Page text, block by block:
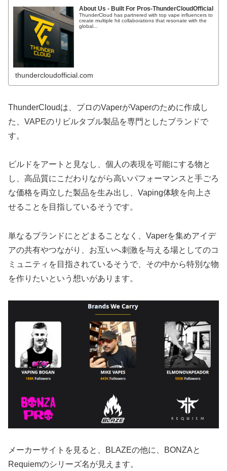
About Us - Built For Pros-ThunderCloudOfficial
ThunderCloud has partnered with top vape influencers to
create multiple hit collaborations that resonate with the
global...
thundercloudofficial.com
ThunderCloudは、プロのVaperがVaperのために作成し
た、VAPEのリビルタブル製品を専門としたブランドで
す。
ビルドをアートと見なし、個人の表現を可能にする物と
し、高品質にこだわりながら高いパフォーマンスと手ごろ
な価格を両立した製品を生み出し、Vaping体験を向上さ
せることを目指しているそうです。
単なるブランドにとどまることなく、Vaperを集めアイデ
アの共有やつながり、お互いへ刺激を与える場としてのコ
ミュニティを目指されているそうで、その中から特別な物
を作りたいという想いがあります。
メーカーサイトを見ると、BLAZEの他に、BONZAと
Requiemのシリーズ名が見えます。